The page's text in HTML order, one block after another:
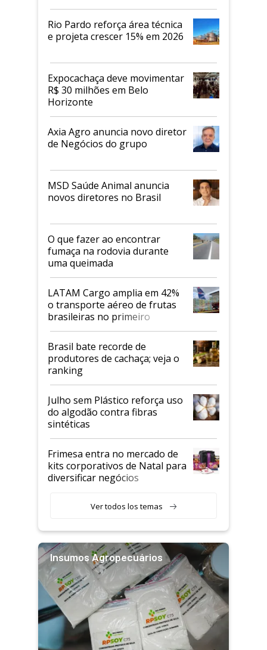
Rio Pardo reforça área técnica
e projeta crescer 15% em 2026
Expocachaça deve movimentar
R$ 30 milhões em Belo
Horizonte
Axia Agro anuncia novo diretor
de Negócios do grupo
MSD Saúde Animal anuncia
novos diretores no Brasil
O que fazer ao encontrar
fumaça na rodovia durante
uma queimada
LATAM Cargo amplia em 42%
o transporte aéreo de frutas
brasileiras no primeiro
semestre
Brasil bate recorde de
produtores de cachaça; veja o
ranking
Julho sem Plástico reforça uso
do algodão contra fibras
sintéticas
Frimesa entra no mercado de
kits corporativos de Natal para
diversificar negócios
Ver todos los temas
Insumos Agropecuários